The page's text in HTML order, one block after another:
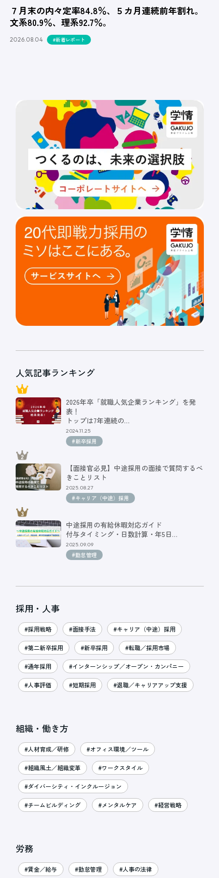
７月末の内々定率84.8％、５カ月連続前年割れ。
文系80.9％、理系92.7％。
2026.08.04 #新着レポート
人気記事ランキング
2026年卒「就職人気企業ランキング」を発
表！
トップは7年連続の…
2024.11.25
#新卒採用
【面接官必見】中途採用の面接で質問するべ
きことリスト
2025.08.27
#キャリア（中途）採用
中途採用の有給休暇対応ガイド
付与タイミング・日数計算・年5日…
2025.09.09
#勤怠管理
採用・人事
#採用戦略 #面接手法 #キャリア（中途）採用
#第二新卒採用 #新卒採用 #転職／採用市場
#通年採用 #インターンシップ／オープン・カンパニー
#人事評価 #短期採用 #退職／キャリアアップ支援
組織・働き方
#人材育成／研修 #オフィス環境／ツール
#組織風土／組織変革 #ワークスタイル
#ダイバーシティ・インクルージョン
#チームビルディング #メンタルケア #経営戦略
労務
#賃金／給与 #勤怠管理 #人事の法律